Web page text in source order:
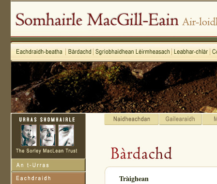
Tràighean